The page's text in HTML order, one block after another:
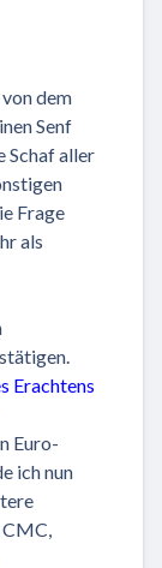
dem
Senf
Schaf aller
Frage
als
Erachtens
Euro-
ich nun